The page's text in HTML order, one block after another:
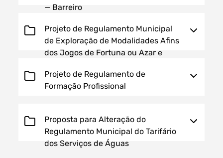
— Barreiro
Projeto de Regulamento Municipal
de Exploração de Modalidades Afins
dos Jogos de Fortuna ou Azar e
do Barreiro
Projeto de Regulamento de
Formação Profissional
Proposta para Alteração do
Regulamento Municipal do Tarifário
dos Serviços de Águas